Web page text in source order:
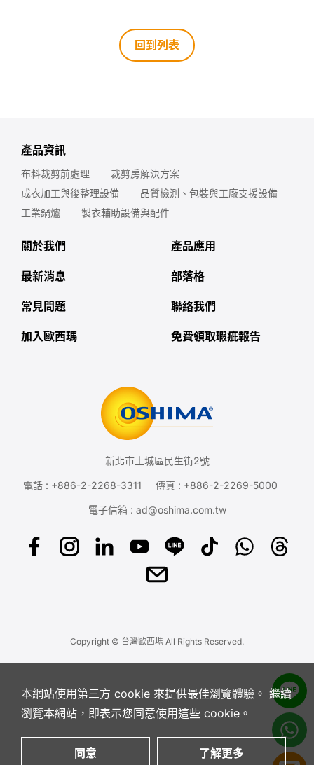
回到列表
產品資訊
布料裁剪前處理
裁剪房解決方案
成衣加工與後整理設備
品質檢測、包裝與工廠支援設備
工業鍋爐
製衣輔助設備與配件
關於我們 產品應用
最新消息 部落格
常見問題 聯絡我們
加入歐西瑪 免費領取瑕疵報告
新北市土城區民生街2號
電話 : +886-2-2268-3311 傳真 : +886-2-2269-5000
電子信箱 : ad@oshima.com.tw
Copyright © 台灣歐西瑪 All Rights Reserved.
本網站使用第三方 cookie 來提供最佳瀏覽體驗。 繼續
瀏覽本網站，即表示您同意使用這些 cookie。
同意 了解更多